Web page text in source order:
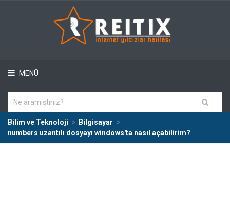
MENÜ
Bilim ve Teknoloji
Bilgisayar
numbers uzantılı dosyayı windows'ta nasıl açabilirim?